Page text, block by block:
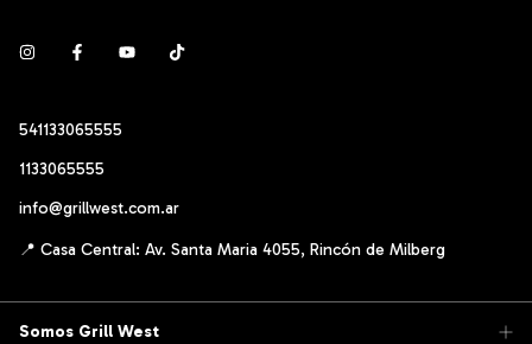
541133065555
1133065555
info@grillwest.com.ar
Somos Grill West